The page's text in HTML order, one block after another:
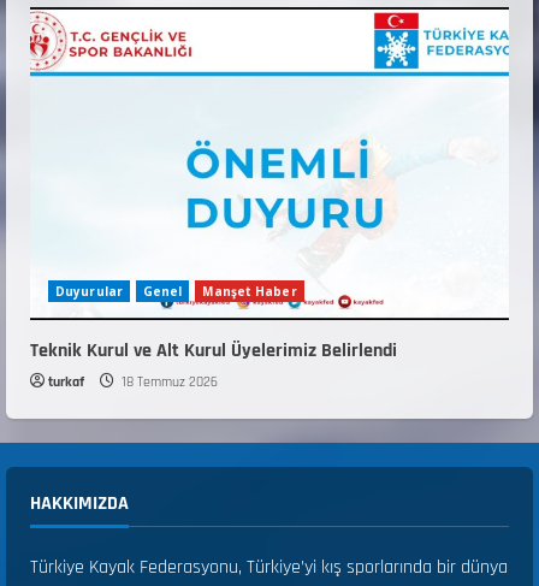
Duyurular Genel Manşet Haber
Teknik Kurul ve Alt Kurul Üyelerimiz Belirlendi
turkaf 18 Temmuz 2026
HAKKIMIZDA
Türkiye Kayak Federasyonu, Türkiye’yi kış sporlarında bir dünya